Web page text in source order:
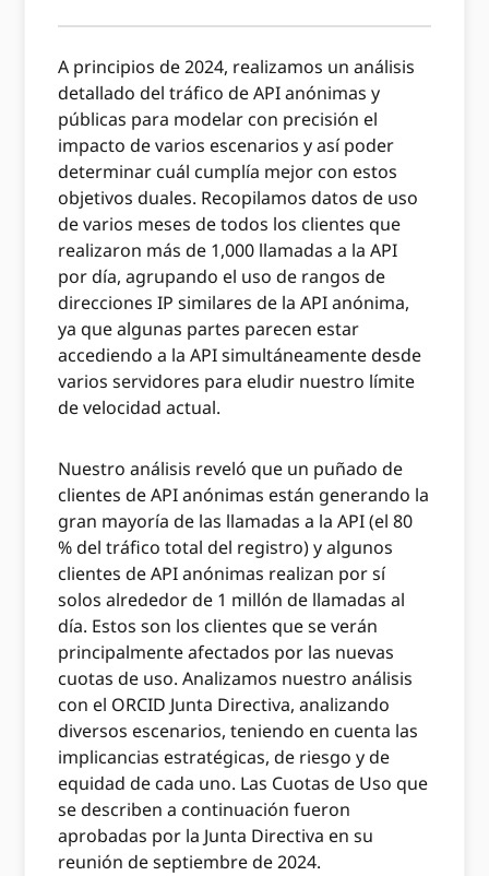
A principios de 2024, realizamos un análisis
detallado del tráfico de API anónimas y
públicas para modelar con precisión el
impacto de varios escenarios y así poder
determinar cuál cumplía mejor con estos
objetivos duales. Recopilamos datos de uso
de varios meses de todos los clientes que
realizaron más de 1,000 llamadas a la API
por día, agrupando el uso de rangos de
direcciones IP similares de la API anónima,
ya que algunas partes parecen estar
accediendo a la API simultáneamente desde
varios servidores para eludir nuestro límite
de velocidad actual.
Nuestro análisis reveló que un puñado de
clientes de API anónimas están generando la
gran mayoría de las llamadas a la API (el 80
% del tráfico total del registro) y algunos
clientes de API anónimas realizan por sí
solos alrededor de 1 millón de llamadas al
día. Estos son los clientes que se verán
principalmente afectados por las nuevas
cuotas de uso. Analizamos nuestro análisis
con el ORCID Junta Directiva, analizando
diversos escenarios, teniendo en cuenta las
implicancias estratégicas, de riesgo y de
equidad de cada uno. Las Cuotas de Uso que
se describen a continuación fueron
aprobadas por la Junta Directiva en su
reunión de septiembre de 2024.